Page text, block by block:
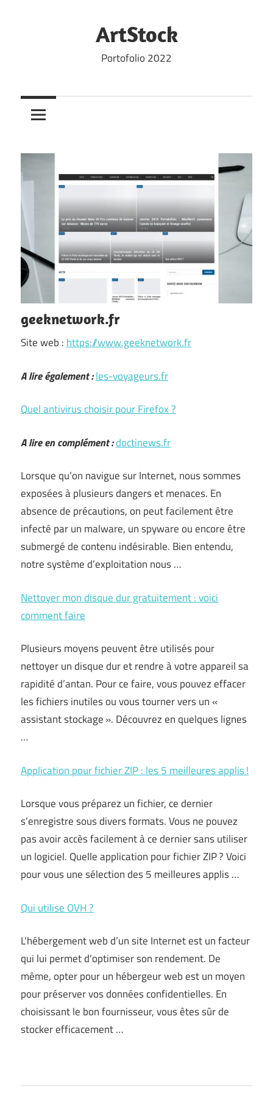
ArtStock
Portofolio 2022
geeknetwork.fr
Site web : https://www.geeknetwork.fr
A lire également :les-voyageurs.fr
Quel antivirus choisir pour Firefox ?
A lire en complément :doctinews.fr
Lorsque qu’on navigue sur Internet, nous sommes
exposées à plusieurs dangers et menaces. En
absence de précautions, on peut facilement être
infecté par un malware, un spyware ou encore être
submergé de contenu indésirable. Bien entendu,
notre système d’exploitation nous …
Nettoyer mon disque dur gratuitement : voici
comment faire
Plusieurs moyens peuvent être utilisés pour
nettoyer un disque dur et rendre à votre appareil sa
rapidité d’antan. Pour ce faire, vous pouvez effacer
les fichiers inutiles ou vous tourner vers un «
assistant stockage ». Découvrez en quelques lignes
…
Application pour fichier ZIP : les 5 meilleures applis !
Lorsque vous préparez un fichier, ce dernier
s’enregistre sous divers formats. Vous ne pouvez
pas avoir accès facilement à ce dernier sans utiliser
un logiciel. Quelle application pour fichier ZIP ? Voici
pour vous une sélection des 5 meilleures applis …
Qui utilise OVH ?
L’hébergement web d’un site Internet est un facteur
qui lui permet d’optimiser son rendement. De
même, opter pour un hébergeur web est un moyen
pour préserver vos données confidentielles. En
choisissant le bon fournisseur, vous êtes sûr de
stocker efficacement …